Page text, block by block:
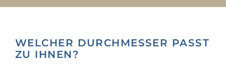
WELCHER DURCHMESSER PASST
ZU IHNEN?